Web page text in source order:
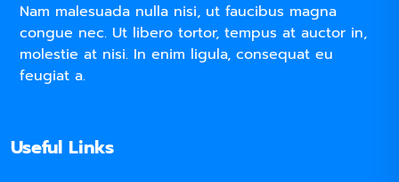
Nam malesuada nulla nisi, ut faucibus magna
congue nec. Ut libero tortor, tempus at auctor in,
molestie at nisi. In enim ligula, consequat eu
feugiat a.
Useful Links